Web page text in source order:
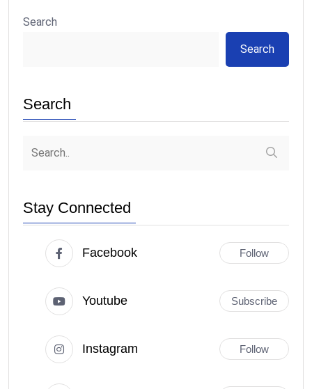
Search
Search
Search
Stay Connected
Facebook Follow
Youtube Subscribe
Instagram Follow